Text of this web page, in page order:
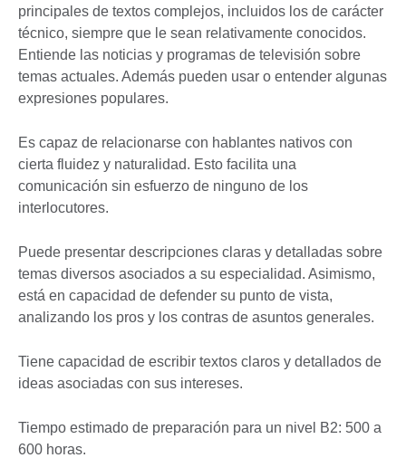
principales de textos complejos, incluidos los de carácter
técnico, siempre que le sean relativamente conocidos.
Entiende las noticias y programas de televisión sobre
temas actuales. Además pueden usar o entender algunas
expresiones populares.
Es capaz de relacionarse con hablantes nativos con
cierta fluidez y naturalidad. Esto facilita una
comunicación sin esfuerzo de ninguno de los
interlocutores.
Puede presentar descripciones claras y detalladas sobre
temas diversos asociados a su especialidad. Asimismo,
está en capacidad de defender su punto de vista,
analizando los pros y los contras de asuntos generales.
Tiene capacidad de escribir textos claros y detallados de
ideas asociadas con sus intereses.
Tiempo estimado de preparación para un nivel B2: 500 a
600 horas.